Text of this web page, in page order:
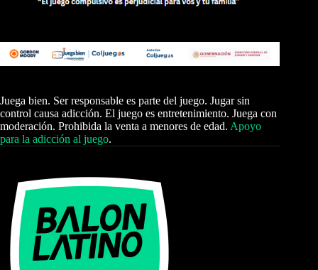
Juega bien. Ser responsable es parte del juego. Jugar sin
control causa adicción. El juego es entretenimiento. Juega con
moderación. Prohibida la venta a menores de edad. Apoyo
para la adicción al juego.